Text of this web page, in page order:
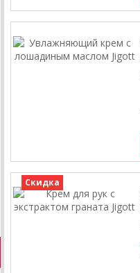
Скидка